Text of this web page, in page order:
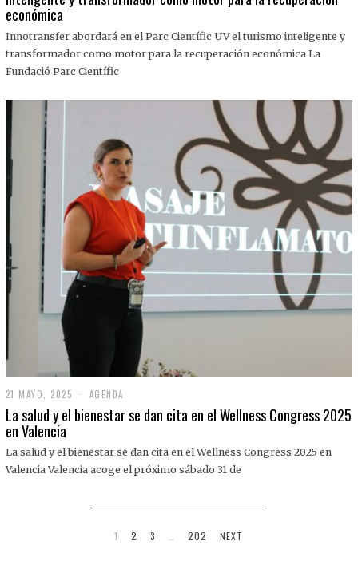
Y
,
0
2
económica
Innotransfer abordará en el Parc Científic UV el turismo inteligente y
transformador como motor para la recuperación económica La
Fundació Parc Científic
21 MAYO, 2025
1
M
O
,
AGENDA
La salud y el bienestar se dan cita en el Wellness Congress 2025
en Valencia
La salud y el bienestar se dan cita en el Wellness Congress 2025 en
Valencia Valencia acoge el próximo sábado 31 de
1 2 3 202 NEXT